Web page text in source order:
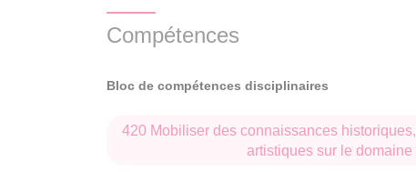
Compétences
Bloc de compétences disciplinaires
420 Mobiliser des connaissances
artistiques sur le domaine